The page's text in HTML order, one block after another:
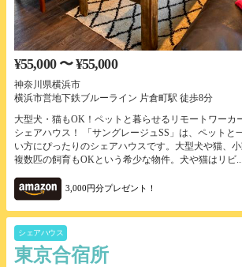
¥55,000 〜 ¥55,000
神奈川県横浜市
横浜市営地下鉄ブルーライン 片倉町駅 徒歩8分
大型犬・猫もOK！ペットと暮らせるリモートワーカ
シェアハウス！ 「サングレージュSS」は、ペットと
い方にぴったりのシェアハウスです。大型犬や猫、小
複数匹の飼育もOKという希少な物件。犬や猫はリビ...
3,000円分プレゼント！
シェアハウス
東京合宿所